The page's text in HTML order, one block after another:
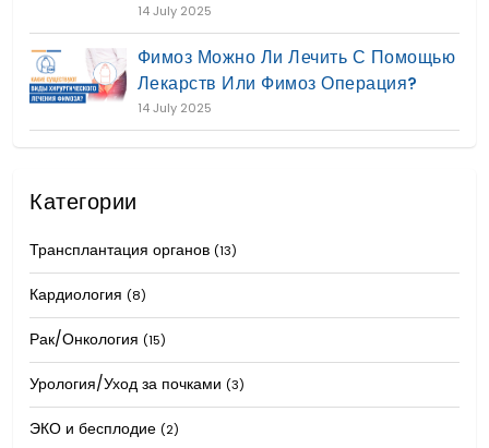
14 July 2025
Фимоз Можно Ли Лечить С Помощью
Лекарств Или Фимоз Операция?
14 July 2025
Категории
Трансплантация органов (13)
Кардиология (8)
Рак/Онкология (15)
Урология/Уход за почками (3)
ЭКО и бесплодие (2)